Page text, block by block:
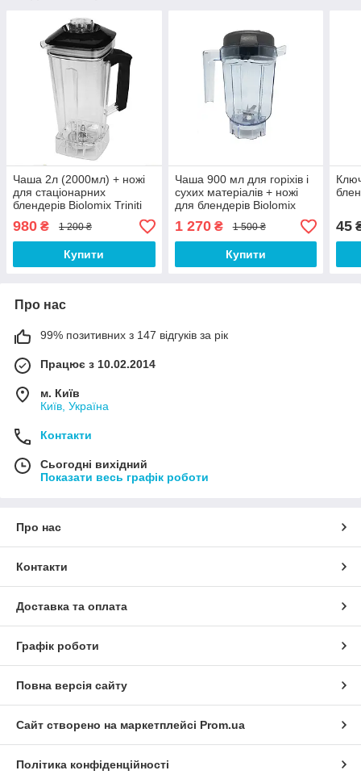
Чаша 2л (2000мл) + ножі
для стаціонарних
блендерів Biolomix Triniti
980 ₴ 1 200 ₴
Купити
Чаша 900 мл для горіхів і
сухих матеріалів + ножі
для блендерів Biolomix
1 270₴ 1 500 ₴
Купити
45
Про нас
99% позитивних з 147 відгуків за рік
Працює з 10.02.2014
м. Київ
Київ, Україна
Контакти
Сьогодні вихідний
Показати весь графік роботи
Про нас
Контакти
Доставка та оплата
Графік роботи
Повна версія сайту
Сайт створено на маркетплейсі Prom.ua
Політика конфіденційності